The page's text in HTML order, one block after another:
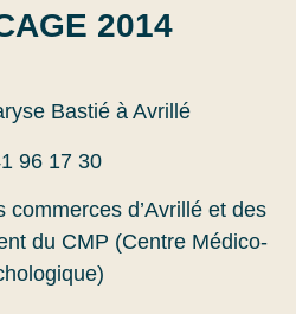
2014
Bastié à Avrillé
96 17 30
commerces d’Avrillé et des
du CMP (Centre Médico-